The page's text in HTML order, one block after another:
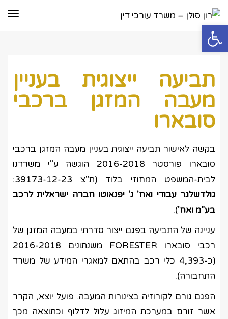
פתח סרגל נגישות
תביעה ייצוגית בעניין
מעבה המזגן ברכבי
סובארו
בקשה לאישור תביעה ייצוגית בעניין מעבה המזגן ברכבי
סובארו פורסטר 2016-2018 הוגשה ע"י משרדנו
לבית-המשפט המחוזי בלוד (ת"צ 39173-12-23:
גולדשלגר עבודי ואח' נ' יפנאוטו חברה ישראלית לרכב
בע"מ ואח').
עניינה של התביעה בפגם ייצור סדרתי במעבה המזגן של
רכבי סובארו FORESTER משנתונים 2016-2018
(כ-4,393 כלי רכב בהתאם למאגרי המידע של משרד
התחבורה).
הפגם גורם לקורוזיה בצינורות המעבה. פועל יוצא, הקרר
אשר זורם במערכת המיזוג עלול לדלוף וכתוצאה מכך